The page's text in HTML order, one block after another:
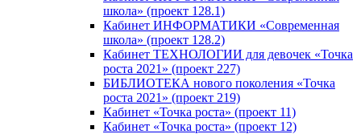
школа» (проект 128.1)
Кабинет ИНФОРМАТИКИ «Современная
школа» (проект 128.2)
Кабинет ТЕХНОЛОГИИ для девочек «Точка
роста 2021» (проект 227)
БИБЛИОТЕКА нового поколения «Точка
роста 2021» (проект 219)
Кабинет «Точка роста» (проект 11)
Кабинет «Точка роста» (проект 12)